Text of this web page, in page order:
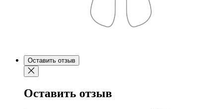
Оставить отзыв
Оставить отзыв